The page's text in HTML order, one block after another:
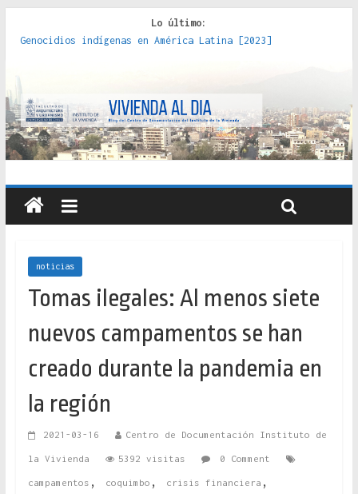
Lo último:
Genocidios indígenas en América Latina [2023]
políticas, prácticas y representaciones [2022]
crítica de las fronteras latinoamericanas [2020]
Criterios técnicos para una vivienda adecuada [2019]
Red de consultorios de la Caja del Seguro Obrero en
Santiago : un patrimonio emblemático [2014]
noticias
Tomas ilegales: Al menos siete
nuevos campamentos se han
creado durante la pandemia en
la región
2021-03-16 Centro de Documentación Instituto de
la Vivienda 5392 visitas 0 Comment
campamentos , coquimbo , crisis financiera ,